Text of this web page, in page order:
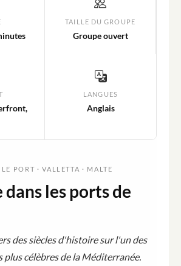
TAILLE DU GROUPE
Groupe ouvert
LANGUES
Anglais
PORT · VALLETTA · MALTE
les ports de
des siècles d'histoire sur l'un des
plus célèbres de la Méditerranée.